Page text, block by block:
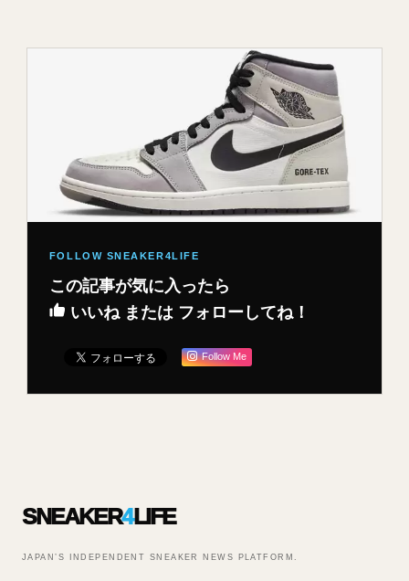
この記事が気に入ったら
いいね または フォローしてね！
Follow Me
SNEAKER4LIFE
JAPAN’S INDEPENDENT SNEAKER NEWS PLATFORM.